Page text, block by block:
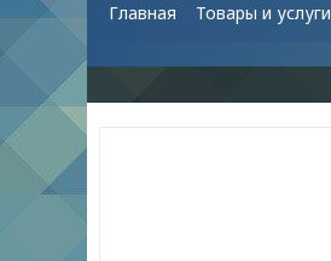
Главная Товары и услуги